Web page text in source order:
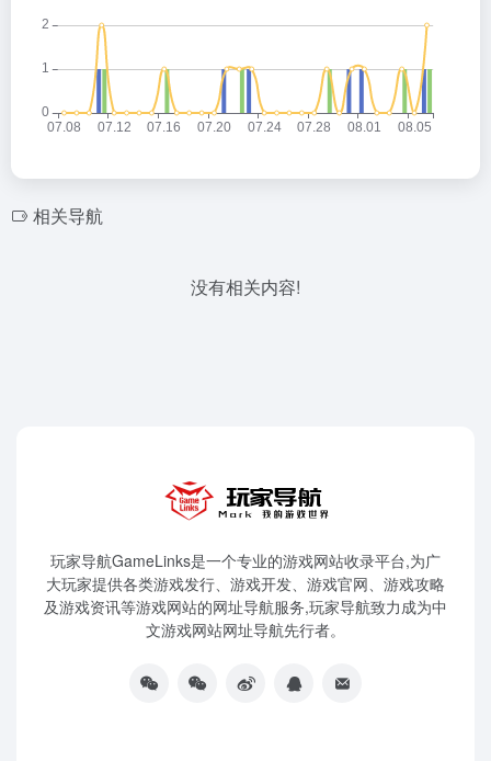
相关导航
没有相关内容!
玩家导航GameLinks是一个专业的游戏网站收录平台,为广
大玩家提供各类游戏发行、游戏开发、游戏官网、游戏攻略
及游戏资讯等游戏网站的网址导航服务,玩家导航致力成为中
文游戏网站网址导航先行者。